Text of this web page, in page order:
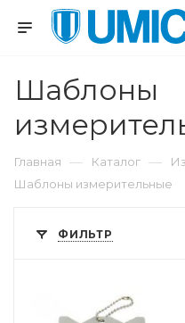
Шаблоны
Главная — Каталог —
Шаблоны измерительные
ФИЛЬТР